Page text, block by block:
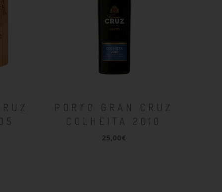
PORTO GRAN CRUZ
COLHEITA 2010
25,00€